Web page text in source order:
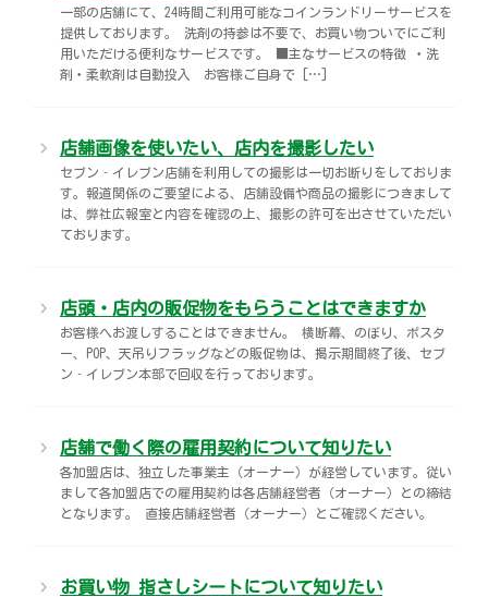
一部の店舗にて、24時間ご利用可能なコインランドリーサービスを
提供しております。 洗剤の持参は不要で、お買い物ついでにご利
用いただける便利なサービスです。 ■主なサービスの特徴 ・洗
剤・柔軟剤は自動投入 お客様ご自身で […]
店舗画像を使いたい、店内を撮影したい
セブン‐イレブン店舗を利用しての撮影は一切お断りをしておりま
す。報道関係のご要望による、店舗設備や商品の撮影につきまして
は、弊社広報室と内容を確認の上、撮影の許可を出させていただい
ております。
店頭・店内の販促物をもらうことはできますか
お客様へお渡しすることはできません。 横断幕、のぼり、ポスタ
ー、POP、天吊りフラッグなどの販促物は、掲示期間終了後、セブ
ン‐イレブン本部で回収を行っております。
店舗で働く際の雇用契約について知りたい
各加盟店は、独立した事業主（オーナー）が経営しています。従い
まして各加盟店での雇用契約は各店舗経営者（オーナー）との締結
となります。 直接店舗経営者（オーナー）とご確認ください。
お買い物 指さしシートについて知りたい